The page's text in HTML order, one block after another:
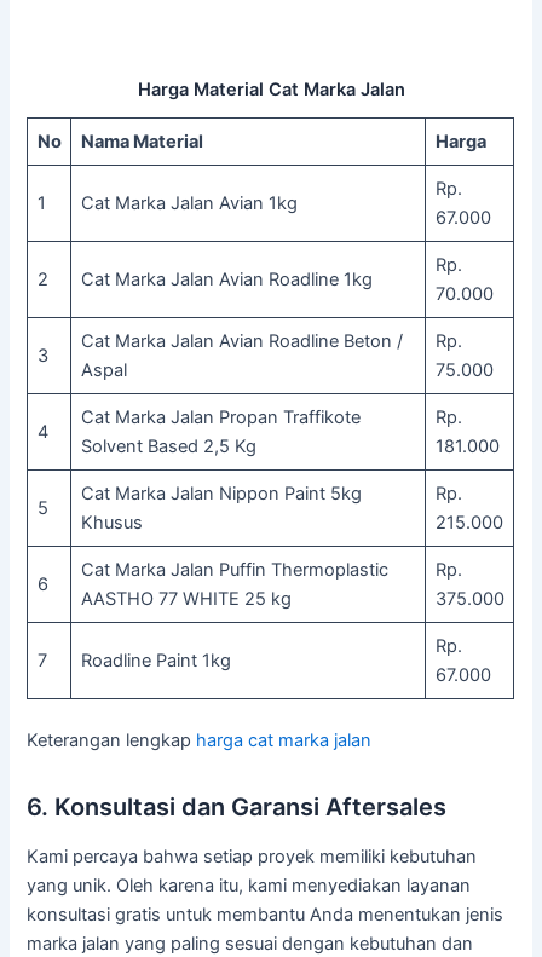
Harga Material Cat Marka Jalan
No Nama Material Harga
1 Cat Marka Jalan Avian 1kg
Rp.
67.000
2 Cat Marka Jalan Avian Roadline 1kg
Rp.
70.000
3
Cat Marka Jalan Avian Roadline Beton /
Aspal
Rp.
75.000
4
Cat Marka Jalan Propan Traffikote
Solvent Based 2,5 Kg
Rp.
181.000
5
Cat Marka Jalan Nippon Paint 5kg
Khusus
Rp.
215.000
6
Cat Marka Jalan Puffin Thermoplastic
AASTHO 77 WHITE 25 kg
Rp.
375.000
7 Roadline Paint 1kg
Rp.
67.000
Keterangan lengkap harga cat marka jalan
6. Konsultasi dan Garansi Aftersales
Kami percaya bahwa setiap proyek memiliki kebutuhan
yang unik. Oleh karena itu, kami menyediakan layanan
konsultasi gratis untuk membantu Anda menentukan jenis
marka jalan yang paling sesuai dengan kebutuhan dan